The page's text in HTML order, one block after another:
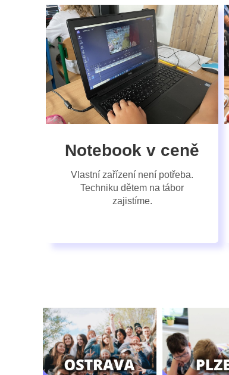
Notebook v ceně
Vlastní zařízení není potřeba.
Techniku dětem na tábor
zajistíme.